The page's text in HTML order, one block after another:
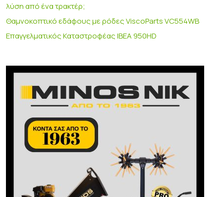
λύση από ένα τρακτέρ;
Θαμνοκοπτικό εδάφους με ρόδες ViscoParts VC554WB
Επαγγελματικός Καταστροφέας IBEA 950HD